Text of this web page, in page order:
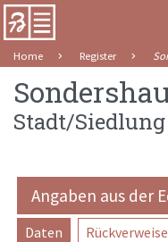
Home Register
Stadt/Siedlung
Angaben aus der
Daten Rückverweise